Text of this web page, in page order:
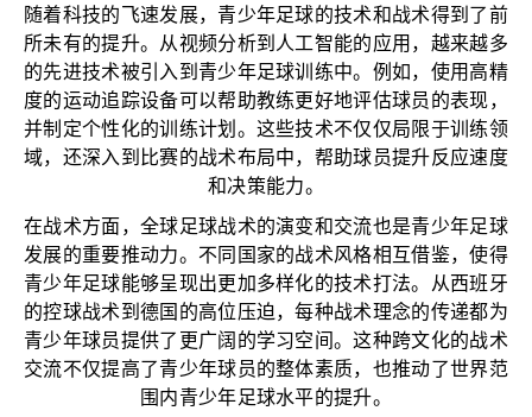
随着科技的飞速发展，青少年足球的技术和战术得到了前
所未有的提升。从视频分析到人工智能的应用，越来越多
的先进技术被引入到青少年足球训练中。例如，使用高精
度的运动追踪设备可以帮助教练更好地评估球员的表现，
并制定个性化的训练计划。这些技术不仅仅局限于训练领
域，还深入到比赛的战术布局中，帮助球员提升反应速度
和决策能力。
在战术方面，全球足球战术的演变和交流也是青少年足球
发展的重要推动力。不同国家的战术风格相互借鉴，使得
青少年足球能够呈现出更加多样化的技术打法。从西班牙
的控球战术到德国的高位压迫，每种战术理念的传递都为
青少年球员提供了更广阔的学习空间。这种跨文化的战术
交流不仅提高了青少年球员的整体素质，也推动了世界范
围内青少年足球水平的提升。